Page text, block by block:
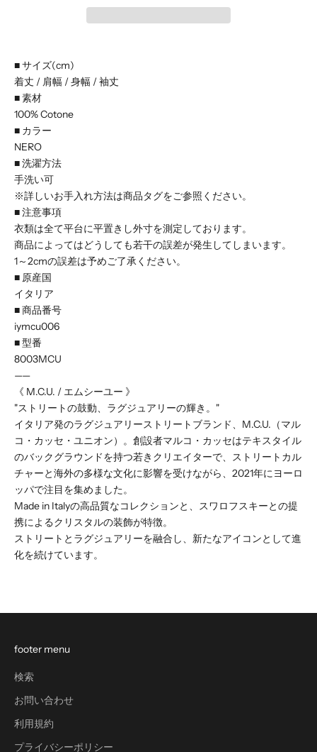
■ サイズ(cm)
着丈 / 肩幅 / 身幅 / 袖丈
■ 素材
100% Cotone
■ カラー
NERO
■ 洗濯方法
手洗い可
※詳しいお手入れ方法は商品タグをご参照ください。
■ 注意事項
衣類は全て平台に平置きし外寸を測定しております。
商品によってはどうしても若干の誤差が発生してしまいます。
1～2cmの誤差は予めご了承ください。
■ 原産国
イタリア
■ 商品番号
iymcu006
■ 型番
8003MCU
——
《 M.C.U. / エムシーユー 》
"ストリートの鼓動、ラグジュアリーの輝き。"
イタリア発のラグジュアリーストリートブランド、M.C.U.（マル
コ・カッセ・ユニオン）。創設者マルコ・カッセはテキスタイル
のバックグラウンドを持つ若きクリエイターで、ストリートカル
チャーと海外の多様な文化に影響を受けながら、2021年にヨーロ
ッパで注目を集めました。
Made in Italyの高品質なコレクションと、スワロフスキーとの提
携によるクリスタルの装飾が特徴。
ストリートとラグジュアリーを融合し、新たなアイコンとして進
化を続けています。
footer menu
検索
お問い合わせ
利用規約
プライバシーポリシー